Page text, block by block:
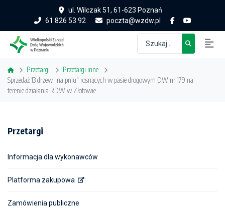
ul. Wilczak 51, 61-623 Poznań
61 826 53 92
poczta@wzdw.pl
Przetargi
Przetargi inne
Sprzedaż 13 drzew "na pniu" rosnących w pasie drogowym DW nr 179 na
terenie działania RDW w Złotowie
Przetargi
Informacja dla wykonawców
Platforma zakupowa
Zamówienia publiczne